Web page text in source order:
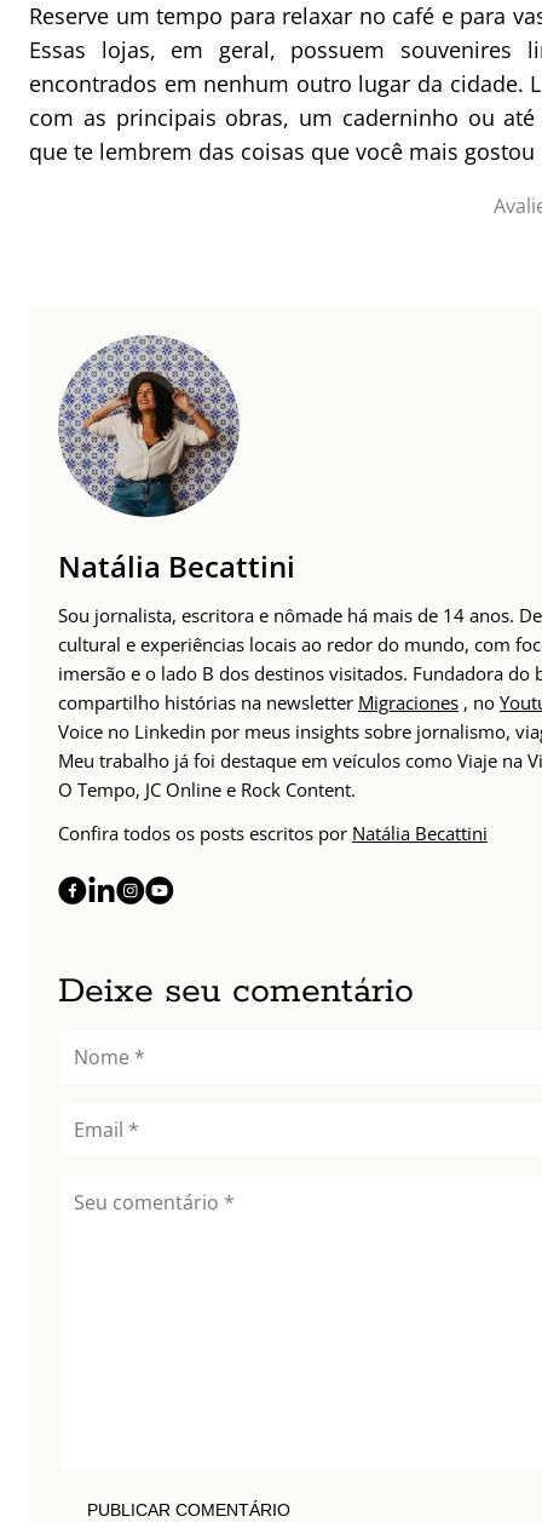
Reserve um tempo para relaxar no café e para
Essas lojas, em geral, possuem
encontrados em nenhum outro lugar da cidade.
com as principais obras, um caderninho ou
que te lembrem das coisas que você mais gostou
Natália Becattini
Sou jornalista, escritora e nômade há mais de 14 anos.
cultural e experiências locais ao redor do mundo, com
imersão e o lado B dos destinos visitados. Fundadora
compartilho histórias na newsletter Migraciones , no
Voice no Linkedin por meus insights sobre jornalismo,
Meu trabalho já foi destaque em veículos como Viaje na
O Tempo, JC Online e Rock Content.
Confira todos os posts escritos por Natália Becattini
Deixe seu comentário
PUBLICAR COMENTÁRIO